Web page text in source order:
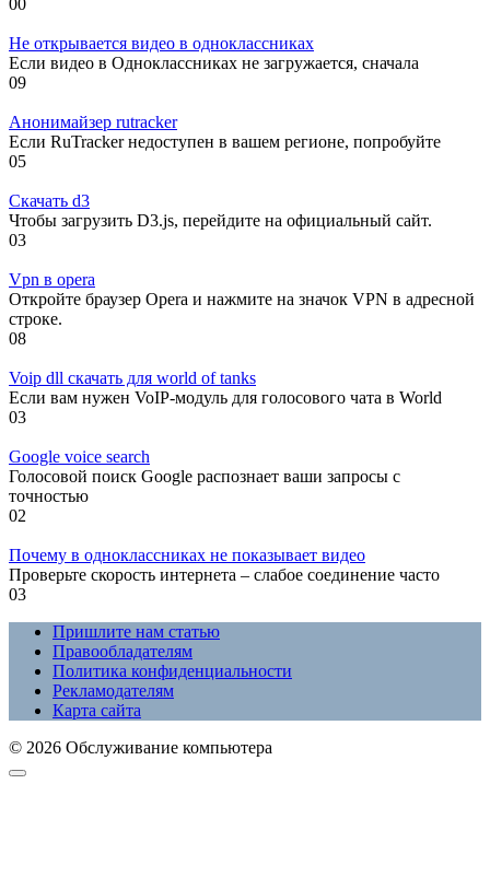
00
Не открывается видео в одноклассниках
Если видео в Одноклассниках не загружается, сначала
09
Анонимайзер rutracker
Если RuTracker недоступен в вашем регионе, попробуйте
05
Скачать d3
Чтобы загрузить D3.js, перейдите на официальный сайт.
03
Vpn в opera
Откройте браузер Opera и нажмите на значок VPN в адресной
строке.
08
Voip dll скачать для world of tanks
Если вам нужен VoIP-модуль для голосового чата в World
03
Google voice search
Голосовой поиск Google распознает ваши запросы с
точностью
02
Почему в одноклассниках не показывает видео
Проверьте скорость интернета – слабое соединение часто
03
Пришлите нам статью
Правообладателям
Политика конфиденциальности
Рекламодателям
Карта сайта
© 2026 Обслуживание компьютера